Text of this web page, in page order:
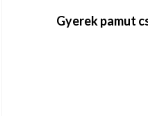
Gyerek pamut